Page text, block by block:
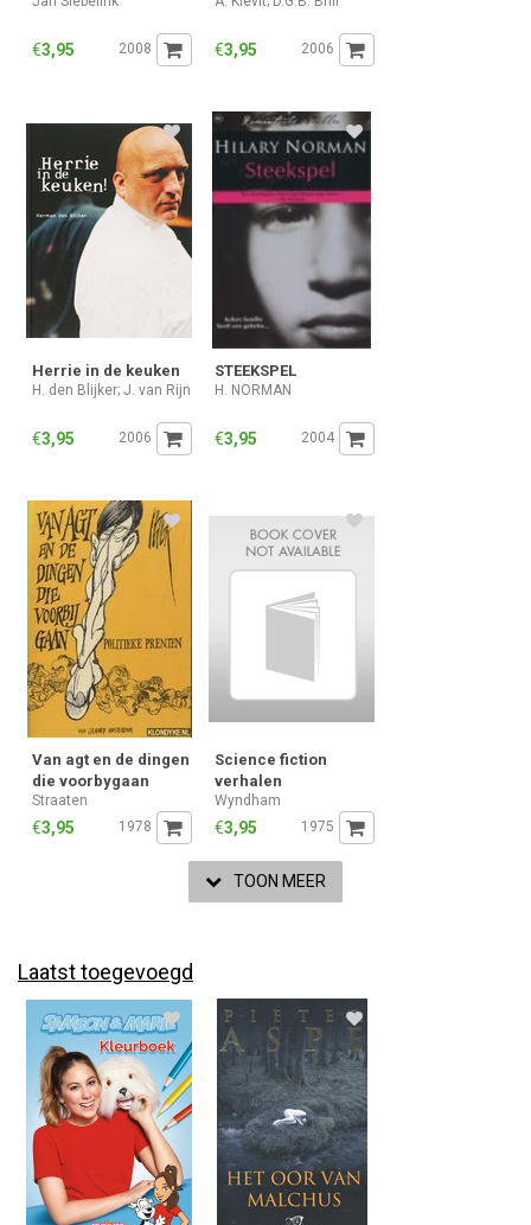
€3,95 2008 €3,95 2006
Herrie in de keuken
H. den Blijker; J. van Rijn
€3,95 2006
STEEKSPEL
H. NORMAN
€3,95 2004
Van agt en de dingen
die voorbygaan
Straaten
€3,95 1978
Science fiction
verhalen
Wyndham
€3,95 1975
TOON MEER
Laatst toegevoegd